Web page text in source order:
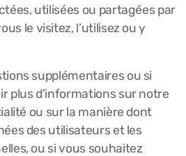
utilisées ou partagées par
le visitez, l’utilisez ou y
supplémentaires ou si
plus d'informations sur notre
ou sur la manière dont
des utilisateurs et les
ou si vous souhaitez